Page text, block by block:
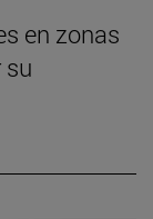
en zonas
su